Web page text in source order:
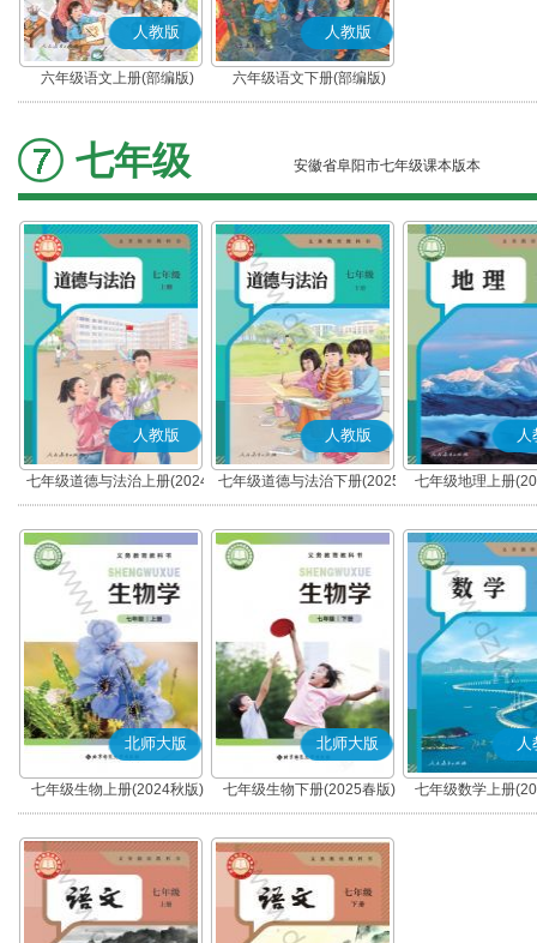
人教版
六年级语文上册(部编版)
人教版
六年级语文下册(部编版)
七年级 安徽省阜阳市七年级课本版本
人教版
七年级道德与法治上册(2024
秋版)(部编版)
人教版
七年级道德与法治下册(2025
春版)(部编版)
人
七年级地理上册
北师大版
七年级生物上册(2024秋版)
北师大版
七年级生物下册(2025春版)
人
七年级数学上册